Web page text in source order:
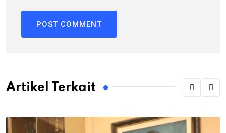
Artikel Terkait